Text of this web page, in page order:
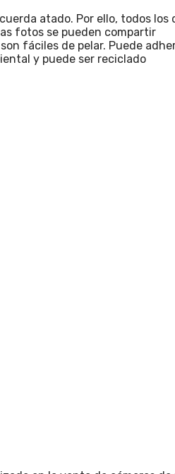
atado. Por ello, todos
fotos se pueden compartir
fáciles de pelar. Puede
y puede ser reciclado